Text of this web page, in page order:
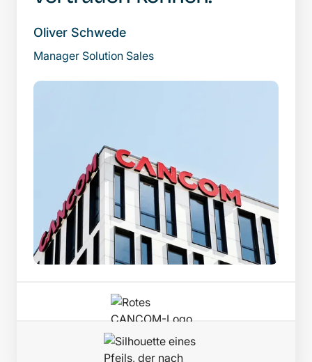
Oliver Schwede
Manager Solution Sales